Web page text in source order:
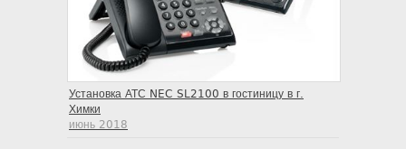
Установка АТС NEC SL2100 в гостиницу в г.
Химки
июнь 2018